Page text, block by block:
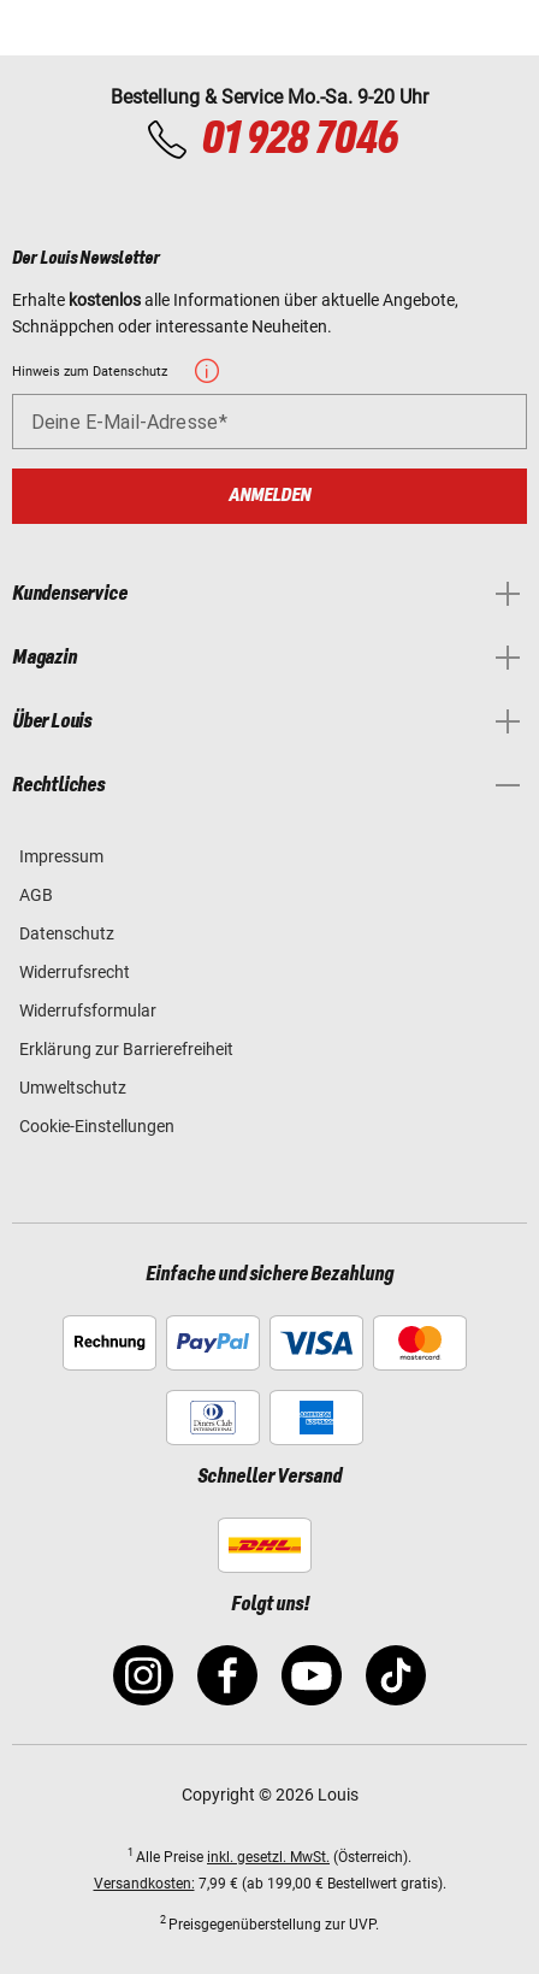
Bestellung & Service Mo.-Sa. 9-20 Uhr
01 928 7046
Der Louis Newsletter
Erhalte kostenlosalle Informationen über aktuelle Angebote,
Schnäppchen oder interessante Neuheiten.
Hinweis zum Datenschutz
Deine E-Mail-Adresse
ANMELDEN
Kundenservice
Magazin
Über Louis
Rechtliches
Impressum
AGB
Datenschutz
Widerrufsrecht
Widerrufsformular
Erklärung zur Barrierefreiheit
Umweltschutz
Cookie-Einstellungen
Einfache und sichere Bezahlung
Schneller Versand
Folgt uns!
Copyright © 2026 Louis
1 Alle Preise inkl. gesetzl. MwSt. (Österreich).
Versandkosten: 7,99 € (ab 199,00 € Bestellwert gratis).
2 Preisgegenüberstellung zur UVP.